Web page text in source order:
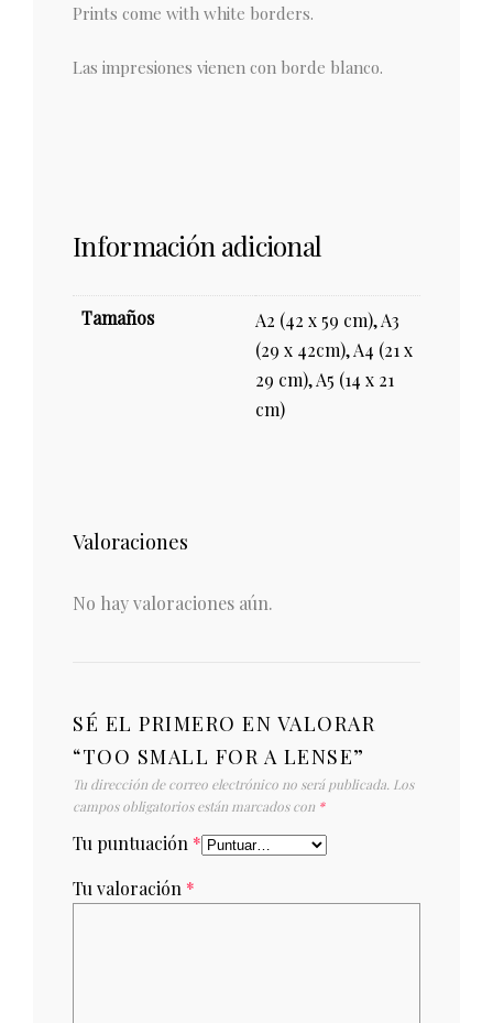
Prints come with white borders.
Las impresiones vienen con borde blanco.
Información adicional
Tamaños
A2 (42 x 59 cm), A3
(29 x 42cm), A4 (21 x
29 cm), A5 (14 x 21
cm)
Valoraciones
No hay valoraciones aún.
SÉ EL PRIMERO EN VALORAR
“TOO SMALL FOR A LENSE”
Tu dirección de correo electrónico no será publicada. Los
campos obligatorios están marcados con *
Tu puntuación *
Tu valoración *